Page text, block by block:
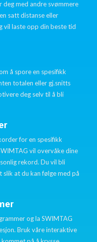
deg med andre svømmere
satt distanse eller
vil laste opp din beste tid
å spore en spesifikk
totalen eller gj.snitts
deg selv til å bli
for en spesifikk
vil overvåke dine
rekord. Du vil bli
at du kan følge med på
og la SWIMTAG
Bruk våre interaktive